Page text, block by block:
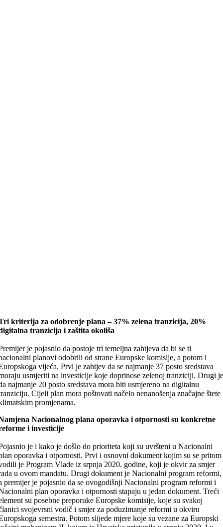
kriterija za odobrenje plana – 37% zelena tranzicija, 20%
tranzicija i zaštita okoliša
je pojasnio da postoje tri temeljna zahtjeva da bi se ti
planovi odobrili od strane Europske komisije, a potom i
vijeća. Prvi je zahtjev da se najmanje 37 posto sredstava
usmjeriti na investicije koje doprinose zelenoj tranziciji. Drugi
najmanje 20 posto sredstava mora biti usmjereno na digitalnu
Cijeli plan mora poštovati načelo nenanošenja značajne štete
promjenama.
Nacionalnog plana oporavka i otpornosti su konkretne
i investicije
je i kako je došlo do prioriteta koji su uvršteni u Nacionalni
oporavka i otpornosti. Prvi i osnovni dokument kojim su se pritom
je Program Vlade iz srpnja 2020. godine, koji je okvir za smjer
u ovom mandatu. Drugi dokument je Nacionalni program reformi,
premijer je pojasnio da se ovogodišnji Nacionalni program reformi i
plan oporavka i otpornosti stapaju u jedan dokument. Treći
su posebne preporuke Europske komisije, koje su svakoj
svojevrsni vodič i smjer za poduzimanje reformi u okviru
semestra. Potom slijede mjere koje su vezane za Europski